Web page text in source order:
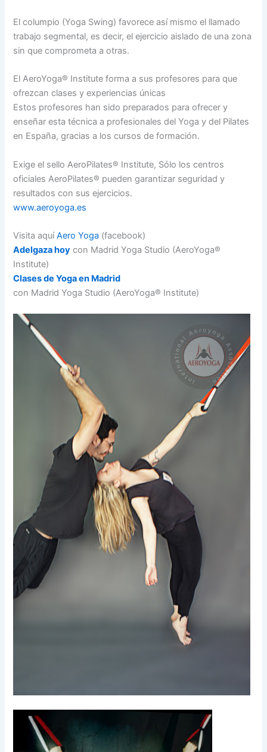
El columpio (Yoga Swing) favorece así mismo el llamado
trabajo segmental, es decir, el ejercicio aislado de una zona
sin que comprometa a otras.
El AeroYoga® Institute forma a sus profesores para que
ofrezcan clases y experiencias únicas
Estos profesores han sido preparados para ofrecer y
enseñar esta técnica a profesionales del Yoga y del Pilates
en España, gracias a los cursos de formación.
Exige el sello AeroPilates® Institute, Sólo los centros
oficiales AeroPilates® pueden garantizar seguridad y
resultados con sus ejercicios.
www.aeroyoga.es
Visita aquíAero Yoga (facebook)
Adelgaza hoy con Madrid Yoga Studio (AeroYoga®
Institute)
Clases de Yoga en Madrid
con Madrid Yoga Studio (AeroYoga® Institute)